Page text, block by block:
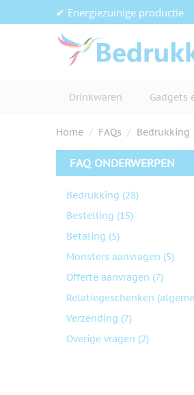
Ga naar de inhoud✔ Energiezuinige productie
Drinkwaren Gadgets
Home / FAQs / Bedrukking
FAQ ONDERWERPEN
Bedrukking (28)
Bestelling (15)
Betaling (5)
Monsters aanvragen (5)
Offerte aanvragen (7)
Relatiegeschenken
Verzending (7)
Overige vragen (2)